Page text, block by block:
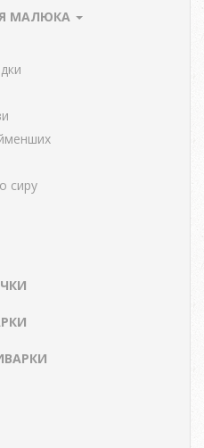
МАЛЮКА
сиру